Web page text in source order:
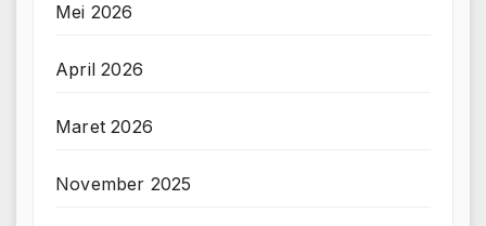
Mei 2026
April 2026
Maret 2026
November 2025